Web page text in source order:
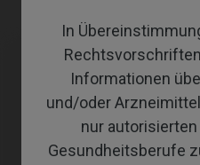
In
Informationen
und/oder
nur
Gesundheitsberufe